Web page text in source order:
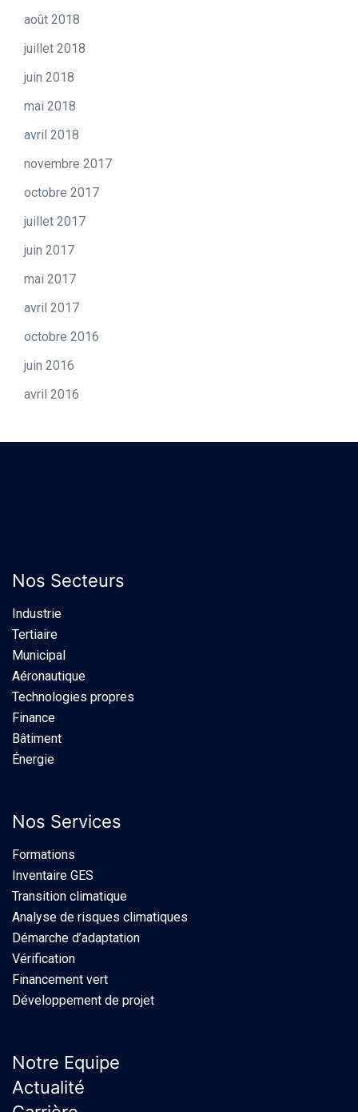
août 2018
juillet 2018
juin 2018
mai 2018
avril 2018
novembre 2017
octobre 2017
juillet 2017
juin 2017
mai 2017
avril 2017
octobre 2016
juin 2016
avril 2016
Nos Secteurs
Industrie​
Tertiaire
Municipal
Aéronautique
Technologies propres
Finance
Bâtiment
Énergie
Nos Services
Formations
Inventaire GES
Transition climatique
Analyse de risques climatiques
Démarche d’adaptation
Vérification
Financement vert
Développement de projet
Notre Equipe
Actualité